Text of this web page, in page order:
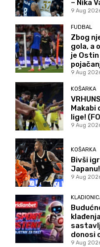
– Nika
9 Aug
FUDBAL
Zbog
gola, a
je
9 Aug
KOŠARKA
Makabi
lige!
9 Aug
KOŠARKA
Bivši
Japanu!
9 Aug
donosi
9 Aug